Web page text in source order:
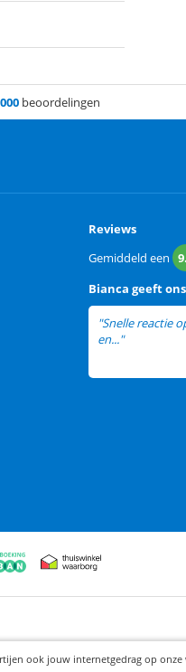
beoordelingen
Reviews
Gemiddeld een
Bianca geeft
"Snelle reactie
en..."
ook jouw internetgedrag op onze